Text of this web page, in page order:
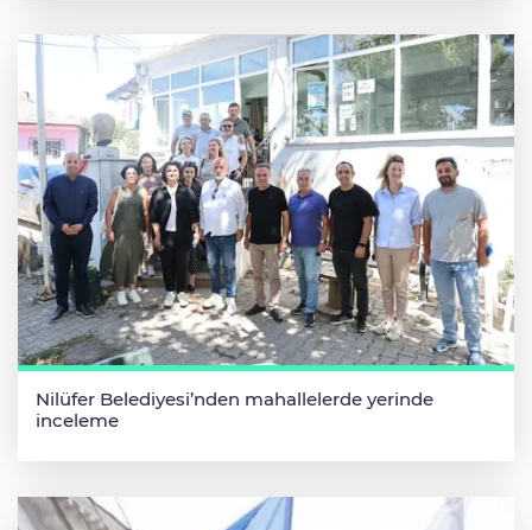
Nilüfer Belediyesi’nden mahallelerde yerinde
inceleme